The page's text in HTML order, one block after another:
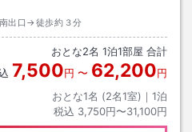
出口→徒歩約３分
おとな2名 1泊1部屋 合計
7,500円 〜 62,200円
おとな1名 (2名1室)｜ 1泊
税込 3,750円〜31,100円